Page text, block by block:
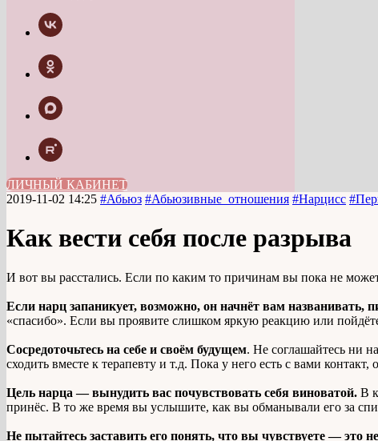
ЛИЧНЫЙ КАБИНЕТ
2019-11-02 14:25 #Абьюз #Абьюзивные_отношения #Нарцисс
Как вести себя после разрыва
И вот вы расстались. Если по каким то причинам вы пока не
Если нарц запаникует, возможно, он начнёт вам названивать,
«спасибо». Если вы проявите слишком яркую реакцию или
Сосредоточьтесь на себе и своём будущем. Не соглашайтесь ни
сходить вместе к терапевту и т.д. Пока у него есть с вами
Цель нарца — вынудить вас почувствовать себя виноватой. В
принёс. В то же время вы услышите, как вы обманывали его за
Не пытайтесь заставить его понять, что вы чувствуете — это